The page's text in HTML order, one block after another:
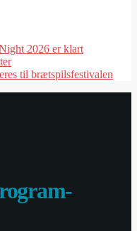
2026 er klart
til brætspilsfestivalen